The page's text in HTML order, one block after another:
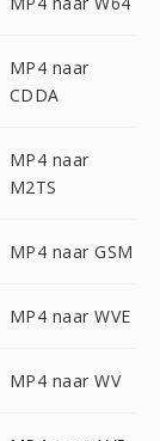
MP4 naar
CDDA
MP4 naar
M2TS
MP4 naar GSM
MP4 naar WVE
MP4 naar WV